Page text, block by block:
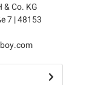
Co. KG
7 | 48153